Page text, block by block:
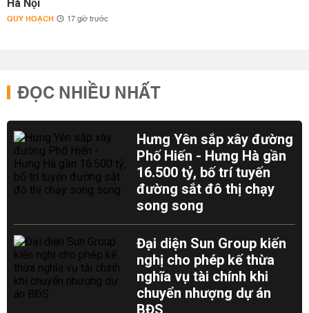
Hà Nội
QUY HOẠCH 17 giờ trước
ĐỌC NHIỀU NHẤT
Hưng Yên sắp xây đường
Phố Hiến - Hưng Hà gần
16.500 tỷ, bố trí tuyến
đường sắt đô thị chạy
song song
Đại diện Sun Group kiến
nghị cho phép kế thừa
nghĩa vụ tài chính khi
chuyển nhượng dự án
BĐS